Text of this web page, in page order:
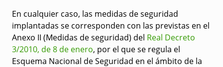
En cualquier caso, las medidas de seguridad
implantadas se corresponden con las previstas en el
Anexo II (Medidas de seguridad) del Real Decreto
3/2010, de 8 de enero, por el que se regula el
Esquema Nacional de Seguridad en el ámbito de la